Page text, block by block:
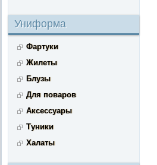
Униформа
Фартуки
Жилеты
Блузы
Для поваров
Аксессуары
Туники
Халаты